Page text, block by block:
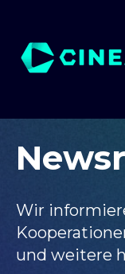
Wir
und weitere